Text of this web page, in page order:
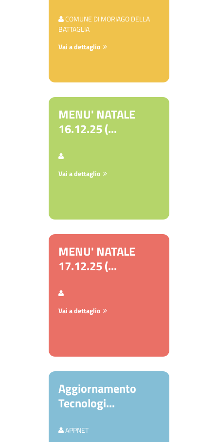
COMUNE DI MORIAGO DELLA
BATTAGLIA
Vai a dettaglio
MENU' NATALE
16.12.25 (...
Vai a dettaglio
MENU' NATALE
17.12.25 (...
Vai a dettaglio
Aggiornamento
Tecnologi...
APPNET